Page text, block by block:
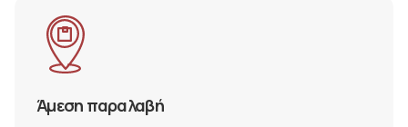
Άμεση παραλαβή